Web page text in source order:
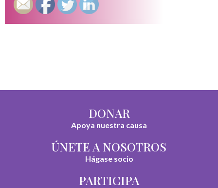
DONAR
Apoya nuestra causa
ÚNETE A NOSOTROS
Hágase socio
PARTICIPA